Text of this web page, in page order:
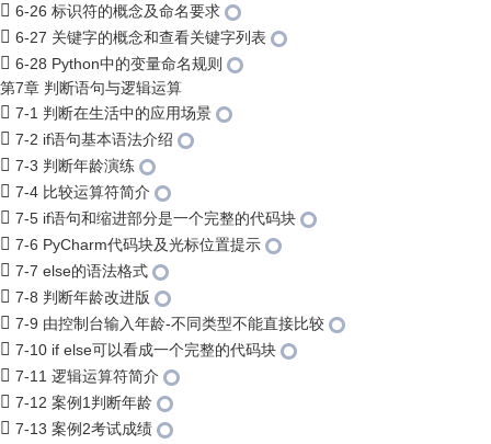
6-26 标识符的概念及命名要求
6-27 关键字的概念和查看关键字列表
6-28 Python中的变量命名规则
第7章 判断语句与逻辑运算
7-1 判断在生活中的应用场景
7-2 if语句基本语法介绍
7-3 判断年龄演练
7-4 比较运算符简介
7-5 if语句和缩进部分是一个完整的代码块
7-6 PyCharm代码块及光标位置提示
7-7 else的语法格式
7-8 判断年龄改进版
7-9 由控制台输入年龄-不同类型不能直接比较
7-10 if else可以看成一个完整的代码块
7-11 逻辑运算符简介
7-12 案例1判断年龄
7-13 案例2考试成绩